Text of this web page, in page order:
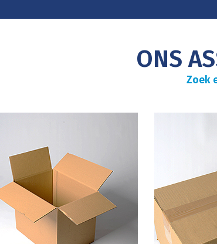
ONS
Zoek